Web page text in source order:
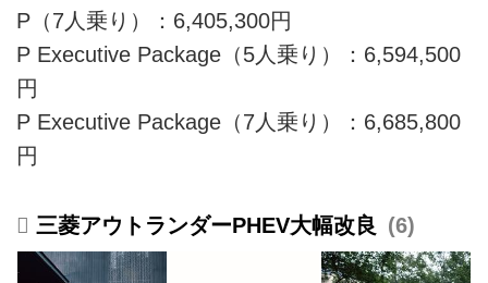
P（7人乗り）：6,405,300円
P Executive Package（5人乗り）：6,594,500
円
P Executive Package（7人乗り）：6,685,800
円
三菱アウトランダーPHEV大幅改良 6